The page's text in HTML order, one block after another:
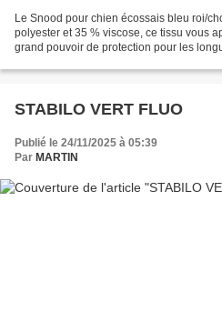
Le Snood pour chien écossais bleu roi/
polyester et 35 % viscose, ce tissu vous
grand pouvoir de protection pour les
STABILO VERT FLUO
Publié le 24/11/2025 à 05:39
Par MARTIN